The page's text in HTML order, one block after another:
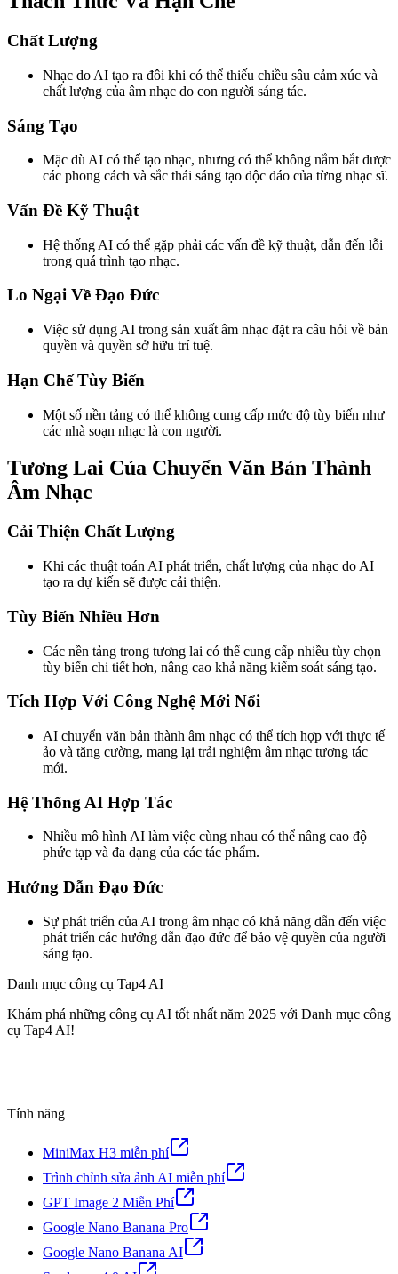
Chất Lượng
Nhạc do AI tạo ra đôi khi có thể thiếu chiều sâu cảm xúc và
chất lượng của âm nhạc do con người sáng tác.
Sáng Tạo
Mặc dù AI có thể tạo nhạc, nhưng có thể không nắm bắt được
các phong cách và sắc thái sáng tạo độc đáo của từng nhạc sĩ.
Vấn Đề Kỹ Thuật
Hệ thống AI có thể gặp phải các vấn đề kỹ thuật, dẫn đến lỗi
trong quá trình tạo nhạc.
Lo Ngại Về Đạo Đức
Việc sử dụng AI trong sản xuất âm nhạc đặt ra câu hỏi về bản
quyền và quyền sở hữu trí tuệ.
Hạn Chế Tùy Biến
Một số nền tảng có thể không cung cấp mức độ tùy biến như
các nhà soạn nhạc là con người.
Tương Lai Của Chuyển Văn Bản Thành
Âm Nhạc
Cải Thiện Chất Lượng
Khi các thuật toán AI phát triển, chất lượng của nhạc do AI
tạo ra dự kiến sẽ được cải thiện.
Tùy Biến Nhiều Hơn
Các nền tảng trong tương lai có thể cung cấp nhiều tùy chọn
tùy biến chi tiết hơn, nâng cao khả năng kiểm soát sáng tạo.
Tích Hợp Với Công Nghệ Mới Nổi
AI chuyển văn bản thành âm nhạc có thể tích hợp với thực tế
ảo và tăng cường, mang lại trải nghiệm âm nhạc tương tác
mới.
Hệ Thống AI Hợp Tác
Nhiều mô hình AI làm việc cùng nhau có thể nâng cao độ
phức tạp và đa dạng của các tác phẩm.
Hướng Dẫn Đạo Đức
Sự phát triển của AI trong âm nhạc có khả năng dẫn đến việc
phát triển các hướng dẫn đạo đức để bảo vệ quyền của người
sáng tạo.
Danh mục công cụ Tap4 AI
Khám phá những công cụ AI tốt nhất năm 2025 với Danh mục công
cụ Tap4 AI!
Tính năng
MiniMax H3 miễn phí
Trình chỉnh sửa ảnh AI miễn phí
GPT Image 2 Miễn Phí
Google Nano Banana Pro
Google Nano Banana AI